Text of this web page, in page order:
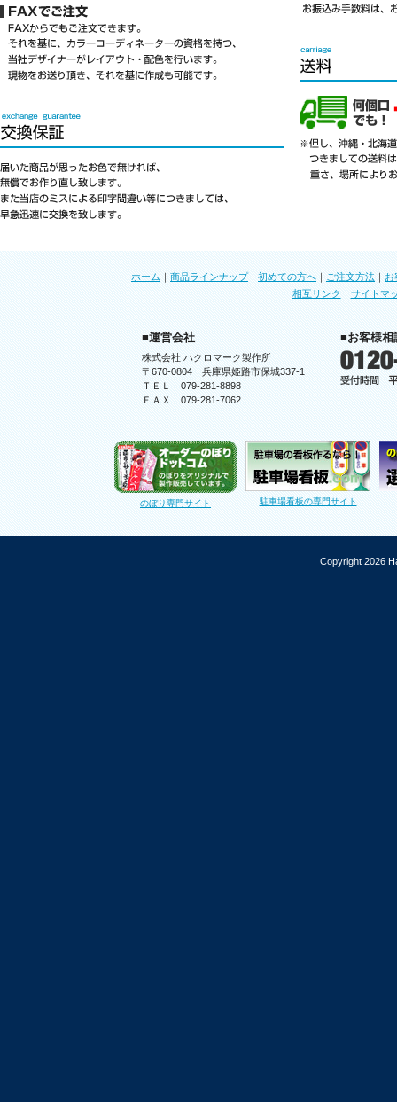
ホーム ｜ 商品ラインナップ｜ 初めての方へ ｜ ご注文方法 ｜ お
相互リンク ｜ サイトマ
■運営会社
株式会社 ハクロマーク製作所
〒670-0804 兵庫県姫路市保城337-1
ＴＥＬ 079-281-8898
ＦＡＸ 079-281-7062
■お客様相
のぼり専門サイト 駐車場看板の専門サイト
Copyright 2026